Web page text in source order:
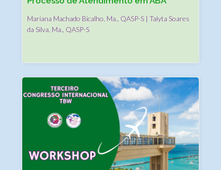
Mariana Machado Bicalho, Ma., QASP-S | Talyta Soares
da Silva, Ma., QASP-S